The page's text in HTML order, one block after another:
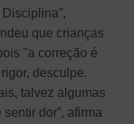
que crianças
"a correção é
desculpe.
talvez algumas
dor”, afirma